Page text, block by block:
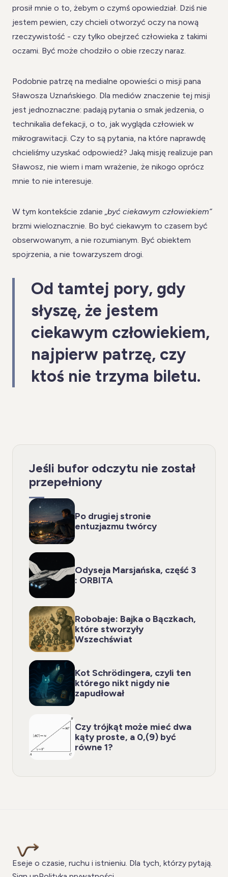
prosił mnie o to, żebym o czymś opowiedział. Dziś nie
jestem pewien, czy chcieli otworzyć oczy na nową
rzeczywistość - czy tylko obejrzeć człowieka z takimi
oczami. Być może chodziło o obie rzeczy naraz.
Podobnie patrzę na medialne opowieści o misji pana
Sławosza Uznańskiego. Dla mediów znaczenie tej misji
jest jednoznaczne: padają pytania o smak jedzenia, o
technikalia defekacji, o to, jak wygląda człowiek w
mikrograwitacji. Czy to są pytania, na które naprawdę
chcieliśmy uzyskać odpowiedź? Jaką misję realizuje pan
Sławosz, nie wiem i mam wrażenie, że nikogo oprócz
mnie to nie interesuje.
W tym kontekście zdanie „być ciekawym człowiekiem”
brzmi wieloznacznie. Bo być ciekawym to czasem być
obserwowanym, a nie rozumianym. Być obiektem
spojrzenia, a nie towarzyszem drogi.
Od tamtej pory, gdy
słyszę, że jestem
ciekawym człowiekiem,
najpierw patrzę, czy
ktoś nie trzyma biletu.
Jeśli bufor odczytu nie został
przepełniony
Po drugiej stronie
entuzjazmu twórcy
Odyseja Marsjańska, część 3
: ORBITA
Robobaje: Bajka o Bączkach,
które stworzyły
Wszechświat
Kot Schrödingera, czyli ten
którego nikt nigdy nie
zapudłował
Czy trójkąt może mieć dwa
kąty proste, a 0,(9) być
równe 1?
Eseje o czasie, ruchu i istnieniu. Dla tych, którzy pytają.